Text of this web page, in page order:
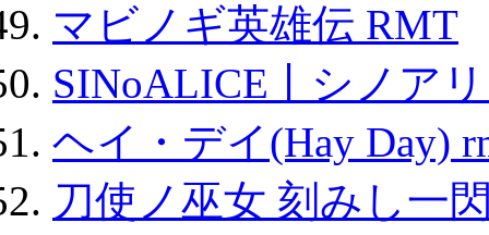
マビノギ英雄伝 RMT
SINoALICE丨シノア
ヘイ・デイ(Hay Day)
刀使ノ巫女 刻みし一